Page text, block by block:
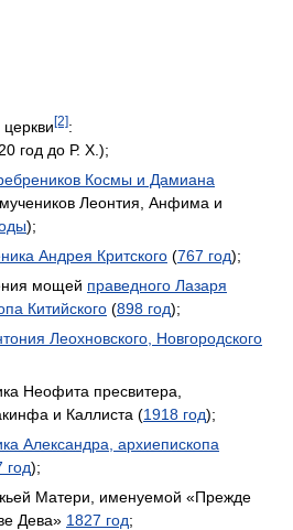
[2]:
год до Р. Х.);
Космы и Дамиана
Леонтия, Анфима и
);
Андрея Критского (767 год);
мощей праведного Лазаря
Китийского (898 год);
Леохновского, Новгородского
Неофита пресвитера,
и Каллиста (1918 год);
Александра, архиепископа
год);
Матери, именуемой «Прежде
Дева» 1827 год;